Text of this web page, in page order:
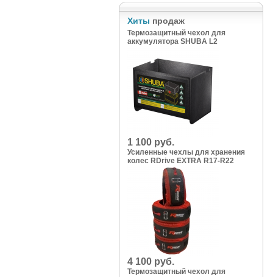
Хиты продаж
Термозащитный чехол для
аккумулятора SHUBA L2
1 100 руб.
Усиленные чехлы для хранения
колес RDrive EXTRA R17-R22
4 100 руб.
Термозащитный чехол для